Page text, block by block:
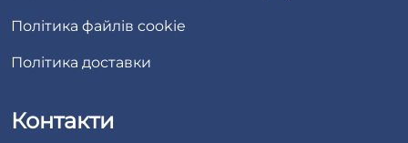
Політика файлів cookie
Політика доставки
Контакти